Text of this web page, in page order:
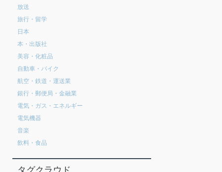
放送
旅行・留学
日本
本・出版社
美容・化粧品
自動車・バイク
航空・鉄道・運送業
銀行・郵便局・金融業
電気・ガス・エネルギー
電気機器
音楽
飲料・食品
タグクラウド